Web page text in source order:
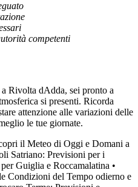
competenti
Rivolta dAdda, sei pronto a
si presenti. Ricorda
attenzione alle variazioni delle
le tue giornate.
il Meteo di Oggi e Domani a
Satriano: Previsioni per i
Guiglia e Roccamalatina •
Condizioni del Tempo odierno e